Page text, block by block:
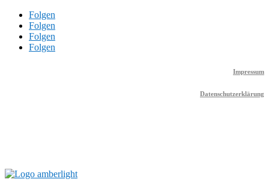
Folgen
Folgen
Folgen
Folgen
Impressum
Datenschutzerklärung